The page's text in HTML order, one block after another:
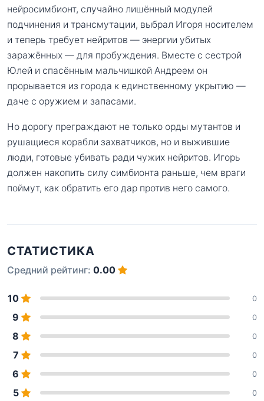
нейросимбионт, случайно лишённый модулей
подчинения и трансмутации, выбрал Игоря носителем
и теперь требует нейритов — энергии убитых
заражённых — для пробуждения. Вместе с сестрой
Юлей и спасённым мальчишкой Андреем он
прорывается из города к единственному укрытию —
даче с оружием и запасами.
Но дорогу преграждают не только орды мутантов и
рушащиеся корабли захватчиков, но и выжившие
люди, готовые убивать ради чужих нейритов. Игорь
должен накопить силу симбионта раньше, чем враги
поймут, как обратить его дар против него самого.
СТАТИСТИКА
Средний рейтинг: 0.00
10 0
9 0
8 0
7 0
6 0
5 0